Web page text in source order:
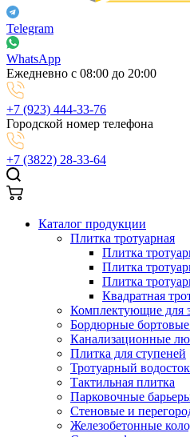
Telegram
WhatsApp
Ежедневно с 08:00 до 20:00
+7 (923) 444-33-76
Городской номер телефона
+7 (3822) 28-33-64
Каталог продукции
Плитка тротуарная
Плитка
Плитка
Плитка
Квадратная
Комплектующие для
Бордюрные
Канализационные
Плитка для ступеней
Тротуарный водосток
Тактильная плитка
Парковочные
Стеновые и
Железобетонные